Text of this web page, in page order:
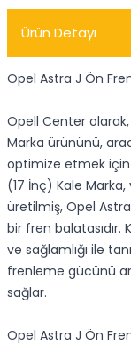
Ürün Detayı
Opel Astra J Ön
Opell Center olarak,
Marka ürününü,
optimize etmek için
(17 İnç) Kale
üretilmiş, Opel
bir fren
ve sağlamlığı ile
frenleme gücünü
sağlar.
Opel Astra J Ön